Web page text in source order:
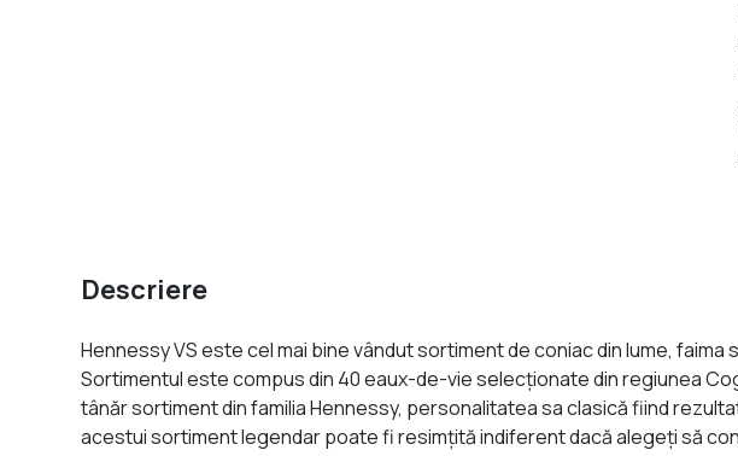
Descriere
Hennessy VS este cel mai bine vândut sortiment de coniac din lume,
Sortimentul este compus din 40 eaux-de-vie selecţionate din regiunea
tânăr sortiment din familia Hennessy, personalitatea sa clasică fiind
acestui sortiment legendar poate fi resimţită indiferent dacă alegeţi să